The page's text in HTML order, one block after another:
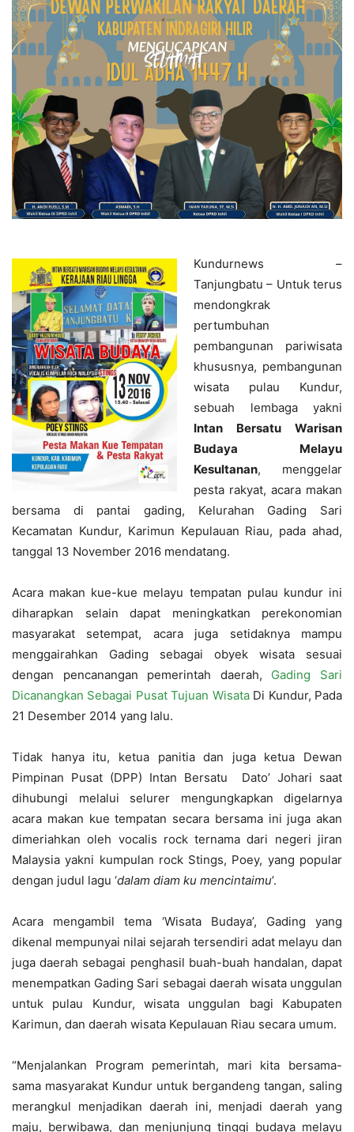
Kundurnews –
Tanjungbatu – Untuk terus
mendongkrak
pertumbuhan
pembangunan pariwisata
khususnya, pembangunan
wisata pulau Kundur,
sebuah lembaga yakni
Intan Bersatu Warisan
Budaya Melayu
Kesultanan, menggelar
pesta rakyat, acara makan
bersama di pantai gading, Kelurahan Gading Sari
Kecamatan Kundur, Karimun Kepulauan Riau, pada ahad,
tanggal 13 November 2016 mendatang.
Acara makan kue-kue melayu tempatan pulau kundur ini
diharapkan selain dapat meningkatkan perekonomian
masyarakat setempat, acara juga setidaknya mampu
menggairahkan Gading sebagai obyek wisata sesuai
dengan pencanangan pemerintah daerah, Gading Sari
Dicanangkan Sebagai Pusat Tujuan WisataDi Kundur, Pada
21 Desember 2014 yang lalu.
Tidak hanya itu, ketua panitia dan juga ketua Dewan
Pimpinan Pusat (DPP) Intan Bersatu Dato’ Johari saat
dihubungi melalui selurer mengungkapkan digelarnya
acara makan kue tempatan secara bersama ini juga akan
dimeriahkan oleh vocalis rock ternama dari negeri jiran
Malaysia yakni kumpulan rock Stings, Poey, yang popular
dengan judul lagu ‘dalam diam ku mencintaimu’.
Acara mengambil tema ‘Wisata Budaya’, Gading yang
dikenal mempunyai nilai sejarah tersendiri adat melayu dan
juga daerah sebagai penghasil buah-buah handalan, dapat
menempatkan Gading Sari sebagai daerah wisata unggulan
untuk pulau Kundur, wisata unggulan bagi Kabupaten
Karimun, dan daerah wisata Kepulauan Riau secara umum.
“Menjalankan Program pemerintah, mari kita bersama-
sama masyarakat Kundur untuk bergandeng tangan, saling
merangkul menjadikan daerah ini, menjadi daerah yang
maju, berwibawa, dan menjunjung tinggi budaya melayu